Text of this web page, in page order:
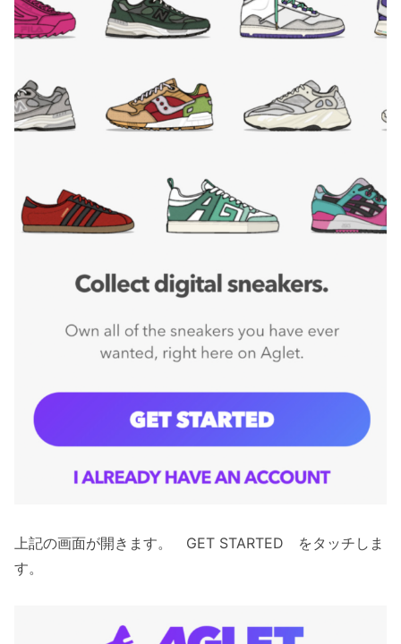
上記の画面が開きます。 GET STARTED をタッチしま
す。